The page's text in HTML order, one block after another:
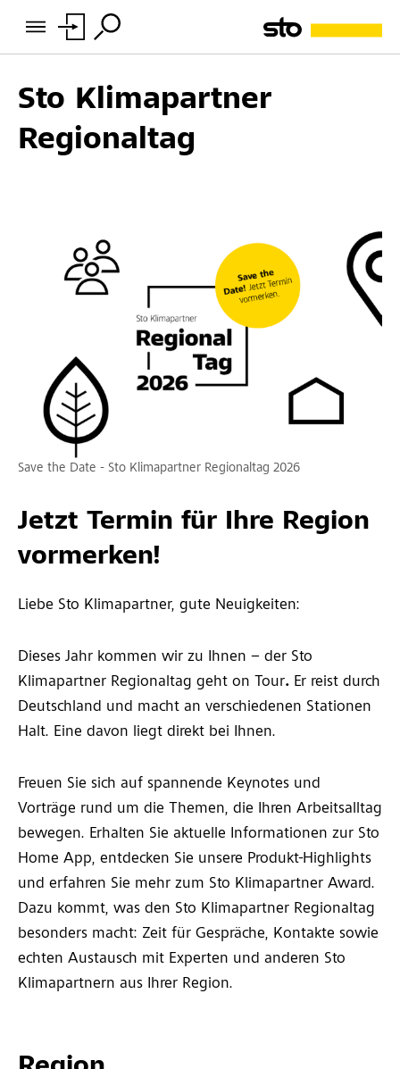
Sto Klimapartner
Regionaltag
Jetzt Termin für Ihre Region
vormerken!
Liebe Sto Klimapartner, gute Neuigkeiten:
Dieses Jahr kommen wir zu Ihnen – der Sto
Klimapartner Regionaltag geht on Tour. Er reist durch
Deutschland und macht an verschiedenen Stationen
Halt. Eine davon liegt direkt bei Ihnen.
Freuen Sie sich auf spannende Keynotes und
Vorträge rund um die Themen, die Ihren Arbeitsalltag
bewegen. Erhalten Sie aktuelle Informationen zur Sto
Home App, entdecken Sie unsere Produkt-Highlights
und erfahren Sie mehr zum Sto Klimapartner Award.
Dazu kommt, was den Sto Klimapartner Regionaltag
besonders macht: Zeit für Gespräche, Kontakte sowie
echten Austausch mit Experten und anderen Sto
Klimapartnern aus Ihrer Region.
Save the Date - Sto Klimapartner Regionaltag 2026